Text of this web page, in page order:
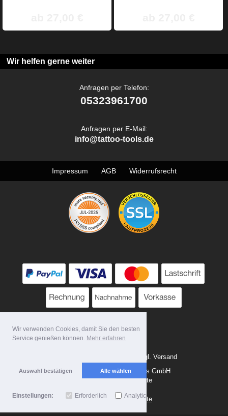
Wir verwenden Cookies, damit Sie den besten
Service genießen können. Mehr erfahren
Auswahl bestätigen Alle wählen
Einstellungen: Erforderlich Analytics
Wir helfen gerne weiter
Anfragen per Telefon:
05323961700
Anfragen per E-Mail:
info@tattoo-tools.de
Impressum AGB Widerrufsrecht
Alle Preise zzgl. MwSt. evtl. zzgl. Versand
Copyright 2026 by Tattoo-Tools GmbH
Mobile Shop by Shopgate
Zur klassischen Webseite